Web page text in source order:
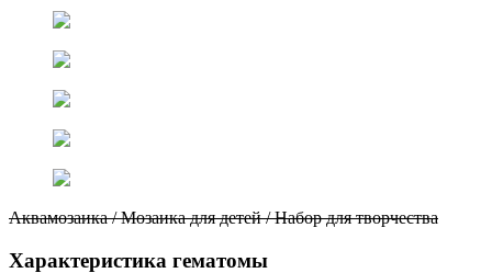
Аквамозаика / Мозаика для детей / Набор для творчества
Характеристика гематомы